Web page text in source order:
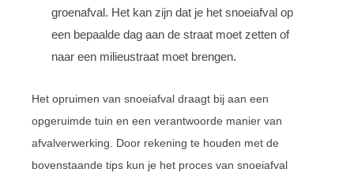
groenafval. Het kan zijn dat je het snoeiafval op
een bepaalde dag aan de straat moet zetten of
naar een milieustraat moet brengen.
Het opruimen van snoeiafval draagt bij aan een
opgeruimde tuin en een verantwoorde manier van
afvalverwerking. Door rekening te houden met de
bovenstaande tips kun je het proces van snoeiafval